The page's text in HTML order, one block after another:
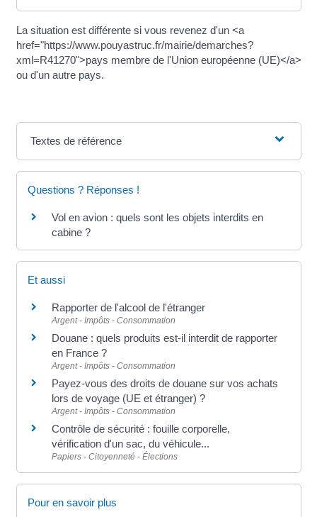
La situation est différente si vous revenez d'un <a
href="https://www.pouyastruc.fr/mairie/demarches?
xml=R41270">pays membre de l'Union européenne (UE)</a>
ou d'un autre pays.
Textes de référence
Questions ? Réponses !
Vol en avion : quels sont les objets interdits en
cabine ?
Et aussi
Rapporter de l'alcool de l'étranger
Argent - Impôts - Consommation
Douane : quels produits est-il interdit de rapporter
en France ?
Argent - Impôts - Consommation
Payez-vous des droits de douane sur vos achats
lors de voyage (UE et étranger) ?
Argent - Impôts - Consommation
Contrôle de sécurité : fouille corporelle,
vérification d'un sac, du véhicule...
Papiers - Citoyenneté - Élections
Pour en savoir plus